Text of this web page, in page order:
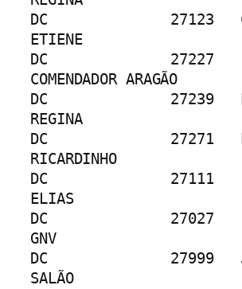
DC		27123	CLEONE DO
ETIENE
DC		27227
COMENDADOR ARAGÃO
DC		27239	ELIS
REGINA
DC		27271	EVELYN DO
RICARDINHO
DC		27111	FABIANA
ELIAS
DC		27027	FABINHO
GNV
DC		27999	JHOW DO
SALÃO